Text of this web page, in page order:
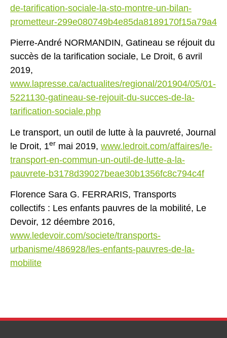
de-tarification-sociale-la-sto-montre-un-bilan-
prometteur-299e080749b4e85da8189170f15a79a4
Pierre-André NORMANDIN, Gatineau se réjouit du
succès de la tarification sociale, Le Droit, 6 avril
2019,
www.lapresse.ca/actualites/regional/201904/05/01-
5221130-gatineau-se-rejouit-du-succes-de-la-
tarification-sociale.php
Le transport, un outil de lutte à la pauvreté, Journal
le Droit, 1er mai 2019, www.ledroit.com/affaires/le-
transport-en-commun-un-outil-de-lutte-a-la-
pauvrete-b3178d39027beae30b1356fc8c794c4f
Florence Sara G. FERRARIS, Transports
collectifs : Les enfants pauvres de la mobilité, Le
Devoir, 12 déembre 2016,
www.ledevoir.com/societe/transports-
urbanisme/486928/les-enfants-pauvres-de-la-
mobilite